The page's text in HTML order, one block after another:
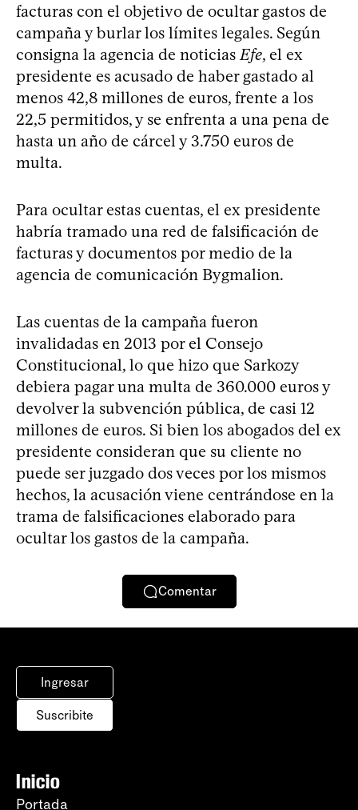
facturas con el objetivo de ocultar gastos de
campaña y burlar los límites legales. Según
consigna la agencia de noticias Efe, el ex
presidente es acusado de haber gastado al
menos 42,8 millones de euros, frente a los
22,5 permitidos, y se enfrenta a una pena de
hasta un año de cárcel y 3.750 euros de
multa.
Para ocultar estas cuentas, el ex presidente
habría tramado una red de falsificación de
facturas y documentos por medio de la
agencia de comunicación Bygmalion.
Las cuentas de la campaña fueron
invalidadas en 2013 por el Consejo
Constitucional, lo que hizo que Sarkozy
debiera pagar una multa de 360.000 euros y
devolver la subvención pública, de casi 12
millones de euros. Si bien los abogados del ex
presidente consideran que su cliente no
puede ser juzgado dos veces por los mismos
hechos, la acusación viene centrándose en la
trama de falsificaciones elaborado para
ocultar los gastos de la campaña.
Comentar
Ingresar
Suscribite
Inicio
Portada